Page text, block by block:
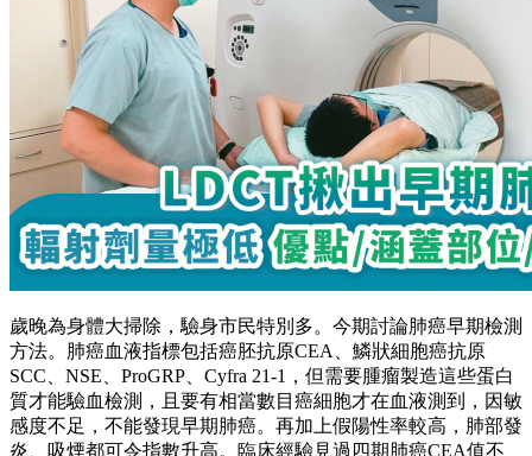
歲晚為身體大掃除，驗身市民特別多。今期討論肺癌早期檢測
方法。肺癌血液指標包括癌胚抗原CEA、鱗狀細胞癌抗原
SCC、NSE、ProGRP、Cyfra 21-1，但需要腫瘤製造這些蛋白
質才能驗血檢測，且要有相當數目癌細胞才在血液測到，因敏
感度不足，不能發現早期肺癌。再加上假陽性率較高，肺部發
炎、吸煙都可令指數升高。臨床經驗見過四期肺癌CEA值不